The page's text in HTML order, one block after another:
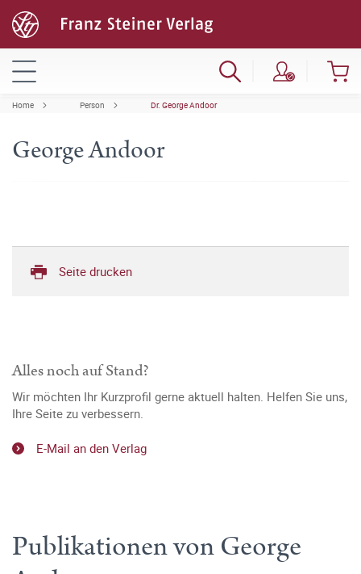
Home Person Dr. George Andoor
George Andoor
Seite drucken
Alles noch auf Stand?
Wir möchten Ihr Kurzprofil gerne aktuell halten. Helfen Sie uns,
Ihre Seite zu verbessern.
E-Mail an den Verlag
Publikationen von George